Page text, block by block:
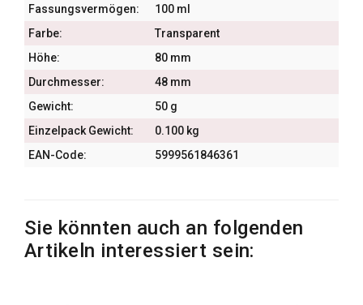
Fassungsvermögen:
100 ml
Farbe:
Transparent
Höhe:
80 mm
Durchmesser:
48 mm
Gewicht:
50 g
Einzelpack Gewicht:
0.100 kg
EAN-Code:
5999561846361
Sie könnten auch an folgenden
Artikeln interessiert sein: